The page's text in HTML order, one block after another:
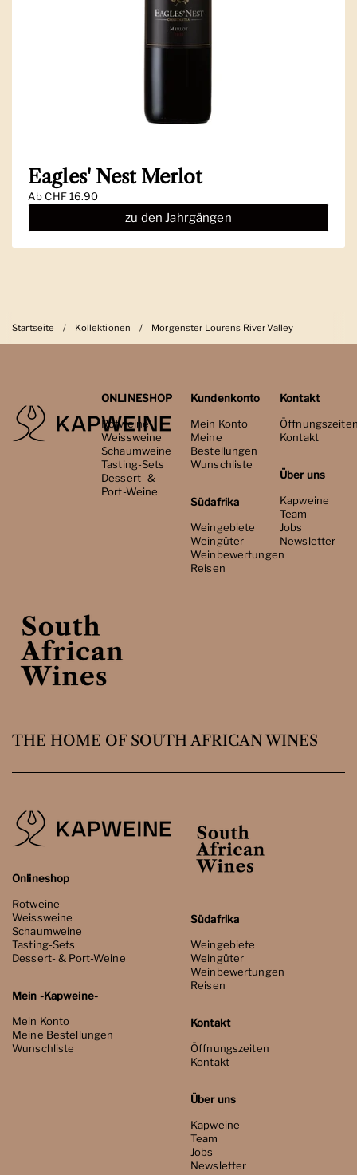
|
Eagles' Nest Merlot
AbCHF 16.90
zu den Jahrgängen
Startseite / Kollektionen / Morgenster Lourens River Valley
ONLINESHOP
Rotweine
Weissweine
Schaumweine
Tasting-Sets
Dessert- &
Port-Weine
Kundenkonto
Mein Konto
Meine
Bestellungen
Wunschliste
Südafrika
Weingebiete
Weingüter
Weinbewertungen
Reisen
Kontakt
Kontakt
Über uns
Kapweine
Team
Jobs
Newsletter
THE HOME OF SOUTH AFRICAN WINES
Onlineshop
Rotweine
Weissweine
Schaumweine
Tasting-Sets
Dessert- & Port-Weine
Mein -Kapweine-
Mein Konto
Meine Bestellungen
Wunschliste
Südafrika
Weingebiete
Weingüter
Weinbewertungen
Reisen
Kontakt
Öffnungszeiten
Kontakt
Über uns
Kapweine
Team
Jobs
Newsletter